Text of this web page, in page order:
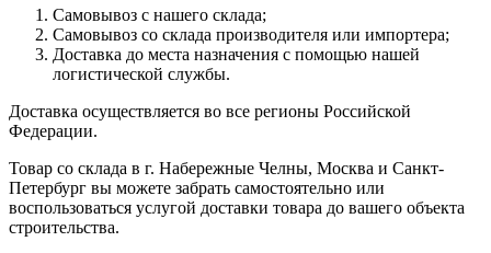
Самовывоз с нашего склада;
Самовывоз со склада производителя или импортера;
Доставка до места назначения с помощью нашей
логистической службы.
Доставка осуществляется во все регионы Российской
Федерации.
Товар со склада в г. Набережные Челны, Москва и Санкт-
Петербург вы можете забрать самостоятельно или
воспользоваться услугой доставки товара до вашего объекта
строительства.